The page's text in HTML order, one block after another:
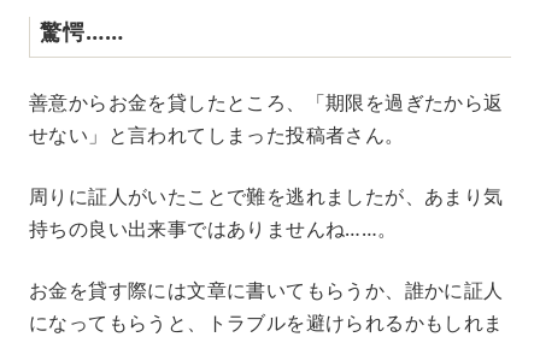
驚愕……
善意からお金を貸したところ、「期限を過ぎたから返
せない」と言われてしまった投稿者さん。
周りに証人がいたことで難を逃れましたが、あまり気
持ちの良い出来事ではありませんね……。
お金を貸す際には文章に書いてもらうか、誰かに証人
になってもらうと、トラブルを避けられるかもしれま